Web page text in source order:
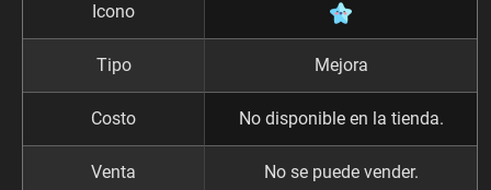
Icono
Tipo Mejora
Costo No disponible en la tienda.
Venta No se puede vender.